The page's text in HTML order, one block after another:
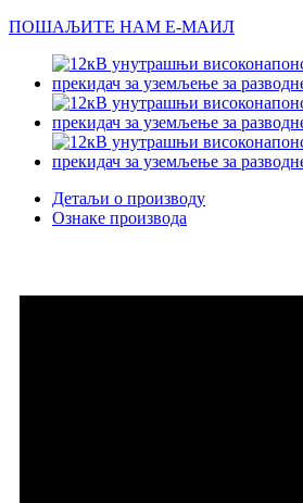
ПОШАЉИТЕ НАМ Е-МАИЛ
Детаљи о производу
Ознаке производа